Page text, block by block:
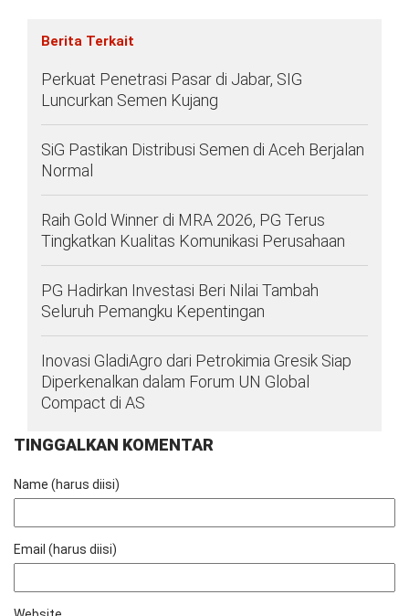
Berita Terkait
Perkuat Penetrasi Pasar di Jabar, SIG
Luncurkan Semen Kujang
SiG Pastikan Distribusi Semen di Aceh Berjalan
Normal
Raih Gold Winner di MRA 2026, PG Terus
Tingkatkan Kualitas Komunikasi Perusahaan
PG Hadirkan Investasi Beri Nilai Tambah
Seluruh Pemangku Kepentingan
Inovasi GladiAgro dari Petrokimia Gresik Siap
Diperkenalkan dalam Forum UN Global
Compact di AS
TINGGALKAN KOMENTAR
Name (harus diisi)
Email (harus diisi)